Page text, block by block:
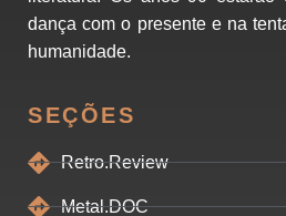
dança com o presente e na
humanidade.
SEÇÕES
Retro.Review
Metal.DOC